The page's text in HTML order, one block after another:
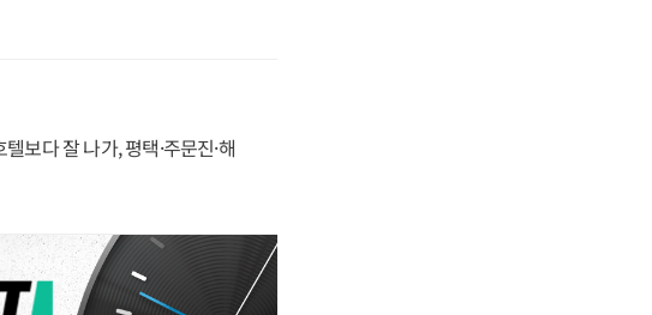
보다 잘 나가, 평택·주문진·해